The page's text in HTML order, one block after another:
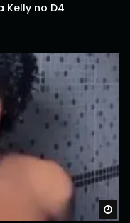
Kelly no D4